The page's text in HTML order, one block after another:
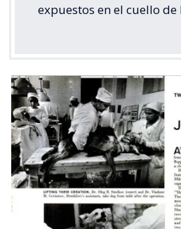
expuestos en el cuello de